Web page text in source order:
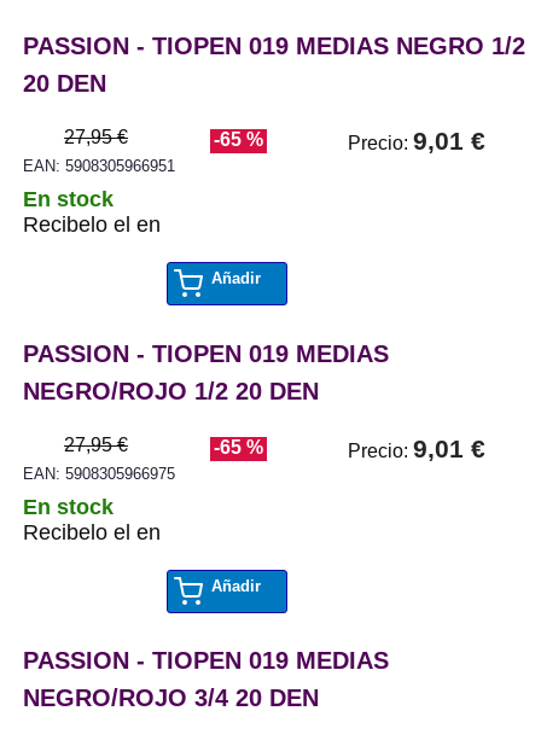
PASSION - TIOPEN 019 MEDIAS NEGRO 1/2
20 DEN
Precio:9,01 €
-65 %
27,95 €
EAN: 5908305966951
En stock
Recibelo el en
Añadir
PASSION - TIOPEN 019 MEDIAS
NEGRO/ROJO 1/2 20 DEN
Precio:9,01 €
-65 %
27,95 €
EAN: 5908305966975
En stock
Recibelo el en
Añadir
PASSION - TIOPEN 019 MEDIAS
NEGRO/ROJO 3/4 20 DEN